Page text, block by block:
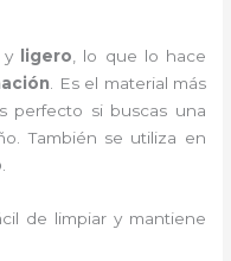
y ligero, lo que lo hace
. Es el material más
perfecto si buscas una
También se utiliza en
.
de limpiar y mantiene